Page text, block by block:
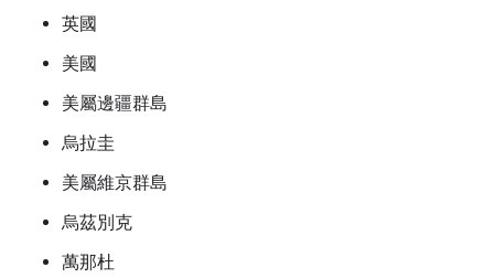
英國
美國
美屬邊疆群島
烏拉圭
美屬維京群島
烏茲別克
萬那杜